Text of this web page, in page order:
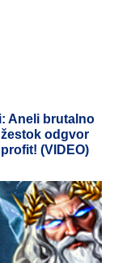
Aneli brutalno
odgvor
(VIDEO)